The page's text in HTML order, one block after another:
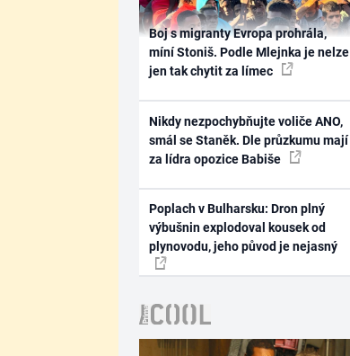
Boj s migranty Evropa prohrála,
míní Stoniš. Podle Mlejnka je nelze
jen tak chytit za límec
Nikdy nezpochybňujte voliče ANO,
smál se Staněk. Dle průzkumu mají
za lídra opozice Babiše
Poplach v Bulharsku: Dron plný
výbušnin explodoval kousek od
plynovodu, jeho původ je nejasný